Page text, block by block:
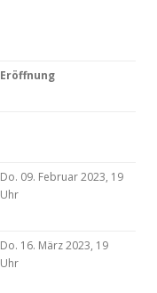
Eröffnung
Do. 09. Februar 2023, 19
Uhr
Do. 16. März 2023, 19
Uhr